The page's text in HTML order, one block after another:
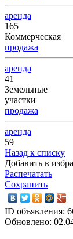
аренда
165
Коммерческая
продажа
аренда
41
Земельные
участки
продажа
аренда
59
Назад к списку
Добавить в
Распечатать
Сохранить
ID объявления:
Обновлено: